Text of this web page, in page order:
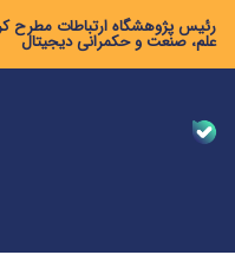
رئیس پژوهشگاه ارتباطات مطرح
علم، صنعت و حکمرانی دیجیتال